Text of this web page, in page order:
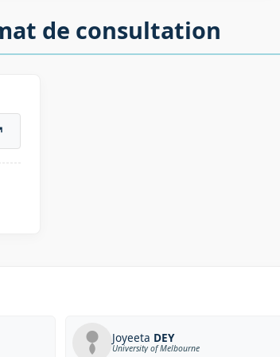
de consultation
Joyeeta DEY
University of Melbourne